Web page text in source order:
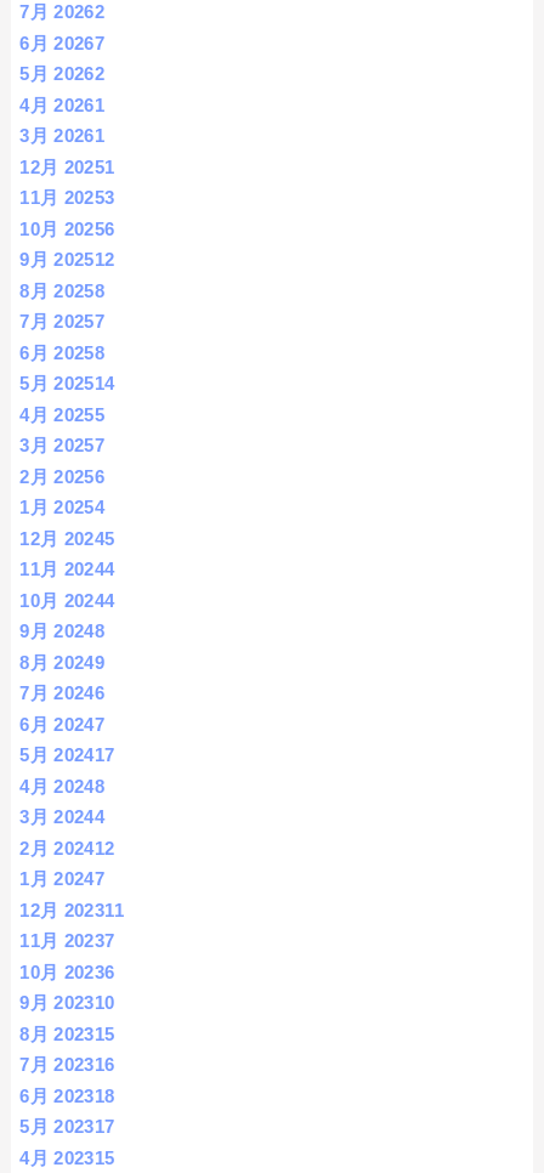
7月 20262
6月 20267
5月 20262
4月 20261
3月 20261
12月 20251
11月 20253
10月 20256
9月 202512
8月 20258
7月 20257
6月 20258
5月 202514
4月 20255
3月 20257
2月 20256
1月 20254
12月 20245
11月 20244
10月 20244
9月 20248
8月 20249
7月 20246
6月 20247
5月 202417
4月 20248
3月 20244
2月 202412
1月 20247
12月 202311
11月 20237
10月 20236
9月 202310
8月 202315
7月 202316
6月 202318
5月 202317
4月 202315